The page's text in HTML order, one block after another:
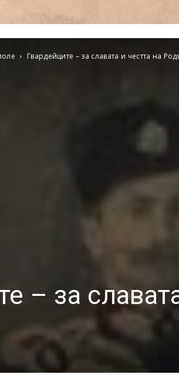
Гвардейците – за славата и честта на
– за